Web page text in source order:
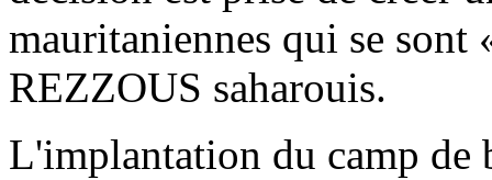
mauritaniennes qui se sont
REZZOUS saharouis.
L'implantation du camp de